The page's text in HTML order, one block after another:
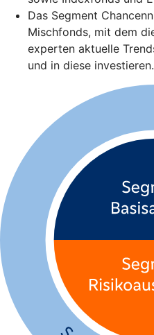
Das Segment
Mischfonds, mit dem
experten aktuelle
und in diese investieren.